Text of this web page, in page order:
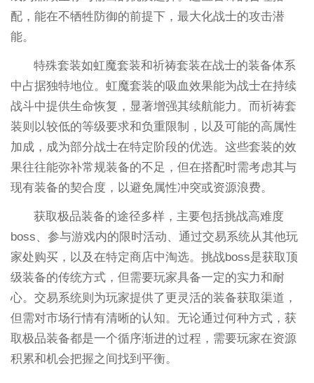
配，能在不牺牲防御的前提下，最大化战士的攻击潜
能。
特殊套装如虹魔套装和祈祷套装在战士的装备体系
中占据独特地位。虹魔套装的吸血效果能为战士在持续
战斗中提供生命恢复，显著增强其续航能力。而祈祷套
装则以较低的等级要求和负重限制，以及可能的高属性
加成，成为部分战士在特定阶段的优选。这些套装的效
果往往能弥补常规装备的不足，但在搭配时需考虑其与
现有装备的契合度，以避免属性冲突或资源浪费。
获取极品装备的途径多样，主要包括挑战高难度
boss、参与游戏内的限时活动、通过交易系统从其他玩
家处购买，以及在特定商店中淘选。挑战boss是获取顶
级装备的传统方式，但需要玩家具备一定的实力和耐
心。交易系统则为玩家提供了更灵活的装备获取渠道，
但需对市场行情有清晰的认知。无论通过何种方式，获
取极品装备都是一个循序渐进的过程，需要玩家在资源
积累和机会把握之间找到平衡。